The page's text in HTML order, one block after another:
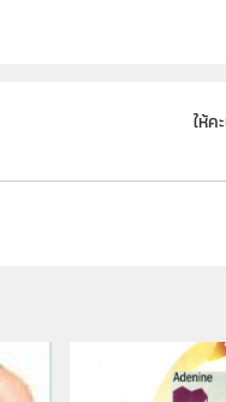
ให้ค